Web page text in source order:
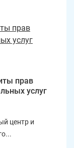
прав
услуг
центр и